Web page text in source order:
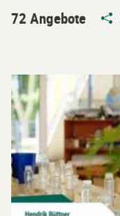
72 Angebote